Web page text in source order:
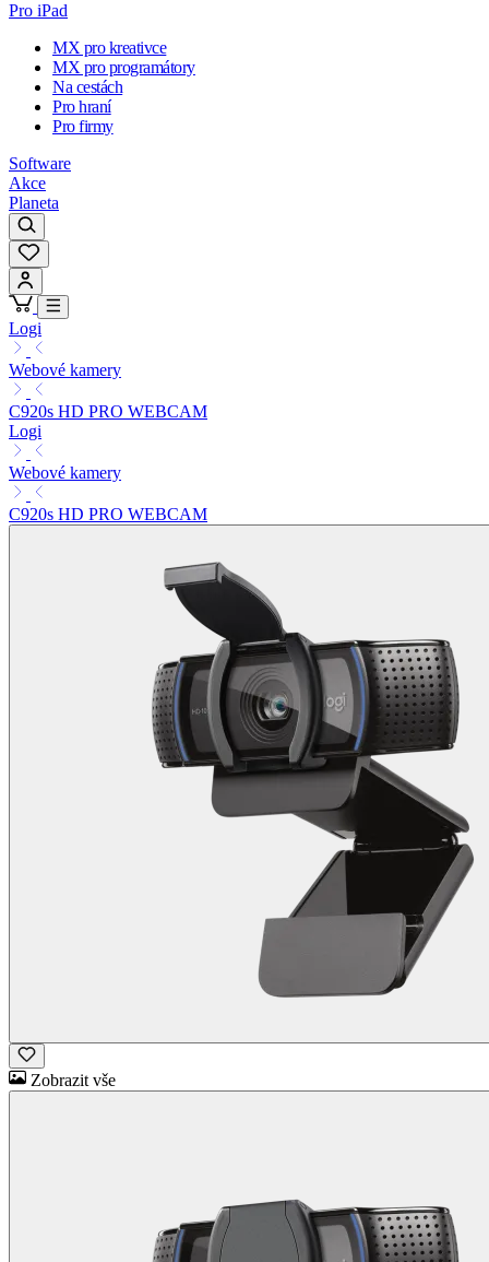
Pro iPad
MX pro kreativce
MX pro programátory
Na cestách
Pro hraní
Pro firmy
Software
Akce
Planeta
Logi
Webové kamery
C920s HD PRO WEBCAM
Logi
Webové kamery
C920s HD PRO WEBCAM
Zobrazit vše